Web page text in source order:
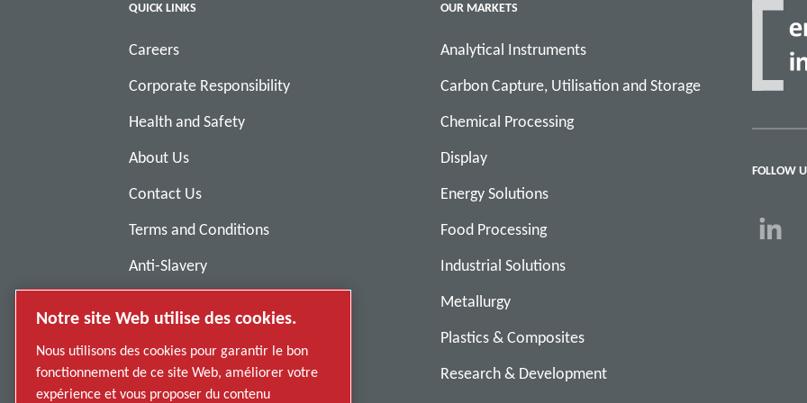
QUICK LINKS
Careers
Corporate Responsibility
Health and Safety
About Us
Contact Us
Terms and Conditions
Anti-Slavery
Suppliers
OUR MARKETS
Analytical Instruments
Carbon Capture, Utilisation and Storage
Chemical Processing
Display
Energy Solutions
Food Processing
Industrial Solutions
Metallurgy
Plastics & Composites
Research & Development
FOLLOW
Notre site Web utilise des cookies.
Nous utilisons des cookies pour garantir le bon
fonctionnement de ce site Web, améliorer votre
expérience et vous proposer du contenu